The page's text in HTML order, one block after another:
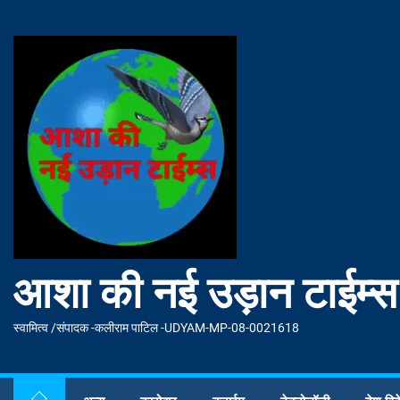
आशा की नई उड़ान टाईम्स
स्वामित्व /संपादक -कलीराम पाटिल -UDYAM-MP-08-0021618